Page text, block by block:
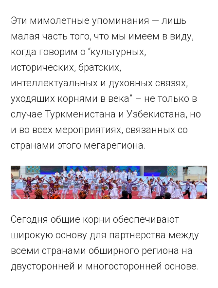
Эти мимолетные упоминания — лишь
малая часть того, что мы имеем в виду,
когда говорим о “культурных,
исторических, братских,
интеллектуальных и духовных связях,
уходящих корнями в века” – не только в
случае Туркменистана и Узбекистана, но
и во всех мероприятиях, связанных со
странами этого мегарегиона.
Сегодня общие корни обеспечивают
широкую основу для партнерства между
всеми странами обширного региона на
двусторонней и многосторонней основе.